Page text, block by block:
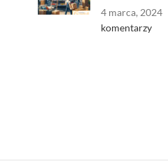
4 marca, 2024
komentarzy